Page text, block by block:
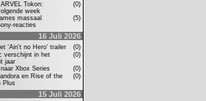
Tokon:
week
(0)
massaal
reacties
(5)
16 Juli 2026
'Ain't no Hero' trailer
(0)
verschijnt in het
jaar
(0)
Xbox Series
(0)
en Rise of the
Plus
(0)
15 Juli 2026